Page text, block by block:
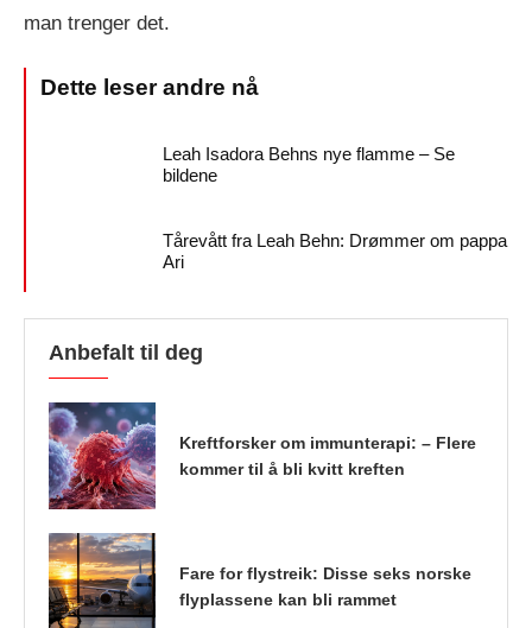
man trenger det.
Leah Isadora Behns nye flamme – Se
bildene
Tårevått fra Leah Behn: Drømmer om pappa
Ari
Anbefalt til deg
Kreftforsker om immunterapi: – Flere
kommer til å bli kvitt kreften
Fare for flystreik: Disse seks norske
flyplassene kan bli rammet